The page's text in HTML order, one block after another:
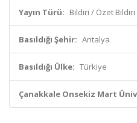
Yayın Türü: Bildiri / Özet Bildiri
Basıldığı Şehir: Antalya
Basıldığı Ülke: Türkiye
Çanakkale Onsekiz Mart